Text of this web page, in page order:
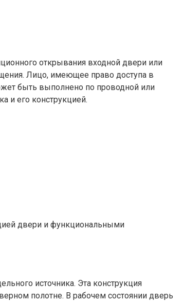
открывания входной двери или
Лицо, имеющее право доступа в
быть выполнено по проводной или
и его конструкцией.
двери и функциональными
источника. Эта конструкция
полотне. В рабочем состоянии дверь